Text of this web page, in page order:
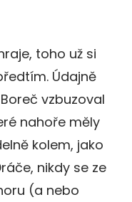
toho už si
Údajně
vzbuzoval
nahoře měly
kolem, jako
nikdy se ze
(a nebo